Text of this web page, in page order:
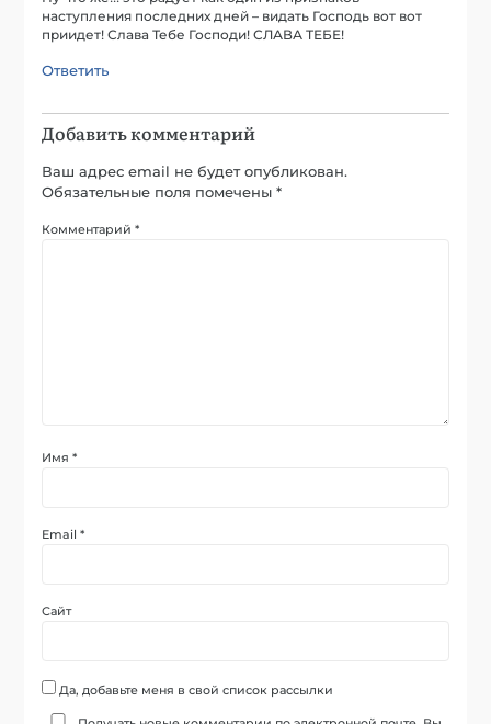
наступления последних дней – видать Господь вот вот
приидет! Слава Тебе Господи! СЛАВА ТЕБЕ!
Ответить
Добавить комментарий
Ваш адрес email не будет опубликован.
Обязательные поля помечены*
Комментарий*
Имя*
Email*
Сайт
Да, добавьте меня в свой список рассылки